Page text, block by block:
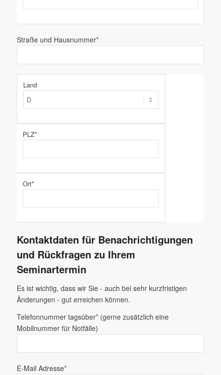
Straße und Hausnummer*
Land
PLZ*
Ort*
Kontaktdaten für Benachrichtigungen
und Rückfragen zu Ihrem
Seminartermin
Es ist wichtig, dass wir Sie - auch bei sehr kurzfristigen
Änderungen - gut erreichen können.
Telefonnummer tagsüber* (gerne zusätzlich eine
Mobilnummer für Notfälle)
E-Mail Adresse*